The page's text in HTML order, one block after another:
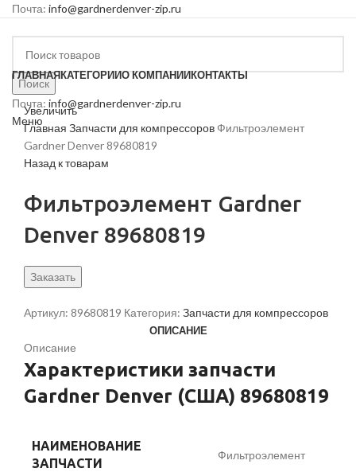
Почта: info@gardnerdenver-zip.ru
Поиск
Почта: info@gardnerdenver-zip.ru
Меню
ГЛАВНАЯКАТЕГОРИИО КОМПАНИИКОНТАКТЫ
Увеличить
Главная Запчасти для компрессоров Фильтроэлемент
Gardner Denver 89680819
Назад к товарам
Фильтроэлемент Gardner
Denver 89680819
Заказать
Артикул: 89680819 Категория: Запчасти для компрессоров
ОПИСАНИЕ
Описание
Характеристики запчасти
Gardner Denver (США) 89680819
НАИМЕНОВАНИЕ
ЗАПЧАСТИ
Фильтроэлемент